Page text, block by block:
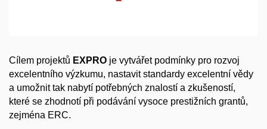
Cílem projektů EXPRO je vytvářet podmínky pro rozvoj
excelentního výzkumu, nastavit standardy excelentní vědy
a umožnit tak nabytí potřebných znalostí a zkušeností,
které se zhodnotí při podávání vysoce prestižních grantů,
zejména ERC.